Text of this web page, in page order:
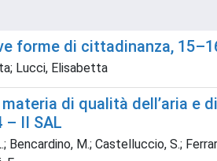
forme di cittadinanza,
Lucci, Elisabetta
di qualità dell’aria
– II SAL
Bencardino, M.; Castelluccio, S.;